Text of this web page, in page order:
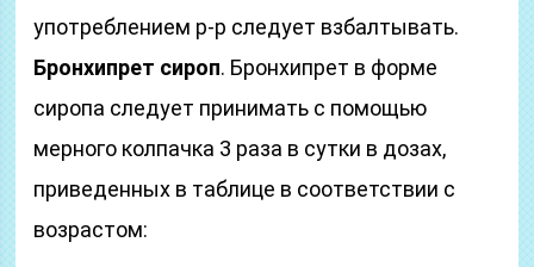
употреблением р-р следует взбалтывать.
Бронхипрет сироп. Бронхипрет в форме
сиропа следует принимать с помощью
мерного колпачка 3 раза в сутки в дозах,
приведенных в таблице в соответствии с
возрастом: